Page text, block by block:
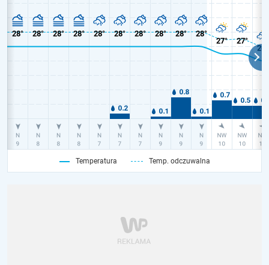
Temperatura Temp. odczuwalna